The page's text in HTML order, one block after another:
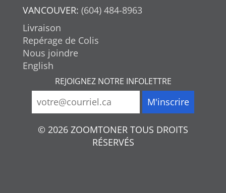
VANCOUVER: (604) 484-8963
Livraison
Repérage de Colis
Nous joindre
English
REJOIGNEZ NOTRE INFOLETTRE
© 2026 ZOOMTONER TOUS DROITS
RÉSERVÉS